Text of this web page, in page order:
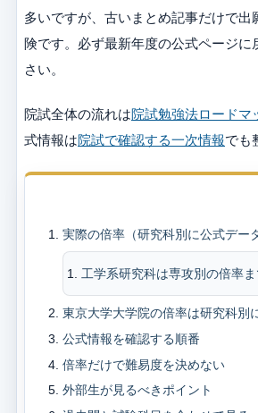
多いですが、古いまとめ記事だけで出
険です。必ず最新年度の公式ページに
さい。
院試全体の流れは院試勉強法ロードマ
式情報は院試で確認する一次情報でも
実際の倍率（研究科別に公式デー
工学系研究科は専攻別の倍率
東京大学大学院の倍率は研究科別
公式情報を確認する順番
倍率だけで難易度を決めない
外部生が見るべきポイント